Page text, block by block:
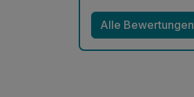
Alle Bewertungen